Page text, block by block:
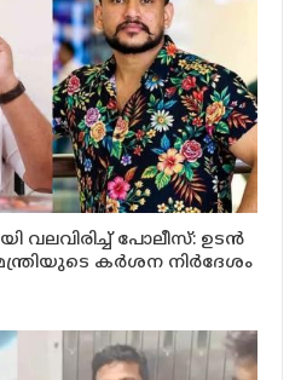
പോലീസ്: ഉടൻ
കർശന നിർദേശം